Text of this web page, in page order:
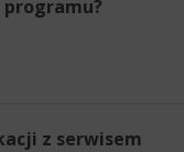
programu?
z serwisem